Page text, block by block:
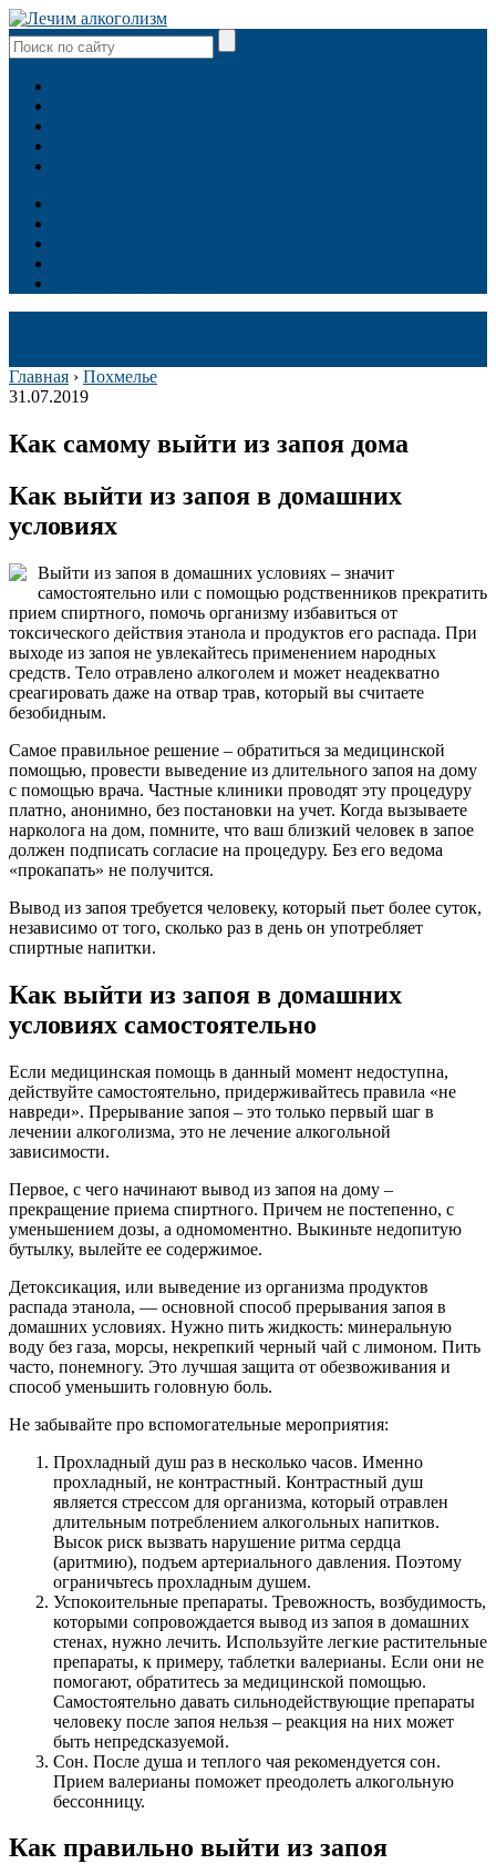
Главная › Похмелье
31.07.2019
Как самому выйти из запоя дома
Как выйти из запоя в домашних
условиях
Выйти из запоя в домашних условиях – значит
самостоятельно или с помощью родственников прекратить
прием спиртного, помочь организму избавиться от
токсического действия этанола и продуктов его распада. При
выходе из запоя не увлекайтесь применением народных
средств. Тело отравлено алкоголем и может неадекватно
среагировать даже на отвар трав, который вы считаете
безобидным.
Самое правильное решение – обратиться за медицинской
помощью, провести выведение из длительного запоя на дому
с помощью врача. Частные клиники проводят эту процедуру
платно, анонимно, без постановки на учет. Когда вызываете
нарколога на дом, помните, что ваш близкий человек в запое
должен подписать согласие на процедуру. Без его ведома
«прокапать» не получится.
Вывод из запоя требуется человеку, который пьет более суток,
независимо от того, сколько раз в день он употребляет
спиртные напитки.
Как выйти из запоя в домашних
условиях самостоятельно
Если медицинская помощь в данный момент недоступна,
действуйте самостоятельно, придерживайтесь правила «не
навреди». Прерывание запоя – это только первый шаг в
лечении алкоголизма, это не лечение алкогольной
зависимости.
Первое, с чего начинают вывод из запоя на дому –
прекращение приема спиртного. Причем не постепенно, с
уменьшением дозы, а одномоментно. Выкиньте недопитую
бутылку, вылейте ее содержимое.
Детоксикация, или выведение из организма продуктов
распада этанола, — основной способ прерывания запоя в
домашних условиях. Нужно пить жидкость: минеральную
воду без газа, морсы, некрепкий черный чай с лимоном. Пить
часто, понемногу. Это лучшая защита от обезвоживания и
способ уменьшить головную боль.
Не забывайте про вспомогательные мероприятия:
Прохладный душ раз в несколько часов. Именно
прохладный, не контрастный. Контрастный душ
является стрессом для организма, который отравлен
длительным потреблением алкогольных напитков.
Высок риск вызвать нарушение ритма сердца
(аритмию), подъем артериального давления. Поэтому
ограничьтесь прохладным душем.
Успокоительные препараты. Тревожность, возбудимость,
которыми сопровождается вывод из запоя в домашних
стенах, нужно лечить. Используйте легкие растительные
препараты, к примеру, таблетки валерианы. Если они не
помогают, обратитесь за медицинской помощью.
Самостоятельно давать сильнодействующие препараты
человеку после запоя нельзя – реакция на них может
быть непредсказуемой.
Сон. После душа и теплого чая рекомендуется сон.
Прием валерианы поможет преодолеть алкогольную
бессонницу.
Как правильно выйти из запоя